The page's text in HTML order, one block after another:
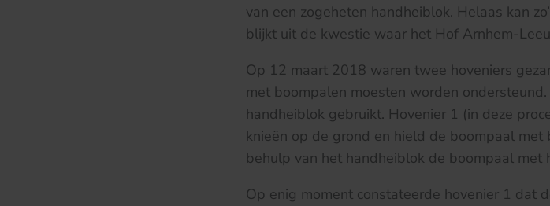
van een zogeheten handheiblok. Helaas kan
blijkt uit de kwestie waar het Hof Arnhem-
Op 12 maart 2018 waren twee hoveniers
met boompalen moesten worden
handheiblok gebruikt. Hovenier 1 (in deze
knieën op de grond en hield de boompaal
behulp van het handheiblok de boompaal met
Op enig moment constateerde hovenier 1 dat